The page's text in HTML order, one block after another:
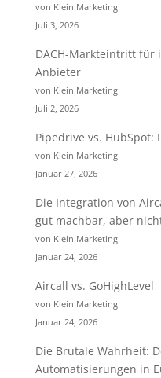
von Klein Marketing
Juli 3, 2026
DACH-Markteintritt für
Anbieter
von Klein Marketing
Juli 2, 2026
Pipedrive vs. HubSpot:
von Klein Marketing
Januar 27, 2026
Die Integration von
gut machbar, aber
von Klein Marketing
Januar 24, 2026
Aircall vs. GoHighLevel
von Klein Marketing
Januar 24, 2026
Die Brutale Wahrheit:
Automatisierungen in